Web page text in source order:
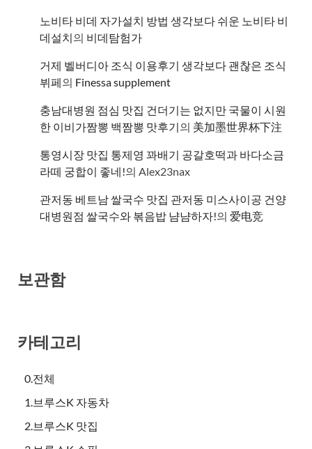
노비타 비데 자가설치 방법 생각보다 쉬운 노비타 비
데설치의 비데탐험가
거제 벨버디아 조식 이용후기 생각보다 괜찮은 조식
뷔페의 ​Finessa supplement
충남대병원 점심 맛집 건더기는 없지만 국물이 시원
한 이비가짬뽕 백짬뽕 맛후기의 美加墨世界杯下注
통영시장 맛집 통제영 꽈배기 공갈호떡과 바다소금
라떼 궁합이 좋네!의 Alex23nax
관저동 베트남 쌀국수 맛집 관저동 미스사이공 건양
대병원점 쌀국수와 볶음밥 냠냠하자!의 爱电竞
보관함
카테고리
0.전체
1.브루스K 자동차
2.브루스K 맛집